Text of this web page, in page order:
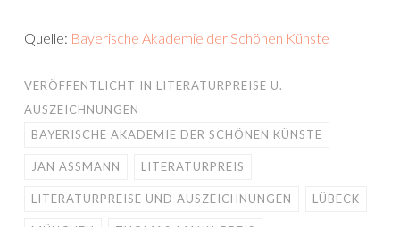
Quelle: Bayerische Akademie der Schönen Künste
VERÖFFENTLICHT IN LITERATURPREISE U.
AUSZEICHNUNGEN
BAYERISCHE AKADEMIE DER SCHÖNEN KÜNSTE
JAN ASSMANN LITERATURPREIS
LITERATURPREISE UND AUSZEICHNUNGEN LÜBECK